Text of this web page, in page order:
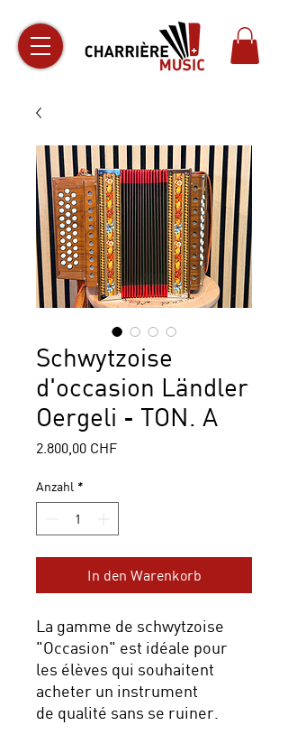
Schwytzoise
d'occasion Ländler
Oergeli - TON. A
2.800,00 CHFPreis
Anzahl *
In den Warenkorb
La gamme de schwytzoise
"Occasion" est idéale pour
les élèves qui souhaitent
acheter un instrument
de qualité sans se ruiner.